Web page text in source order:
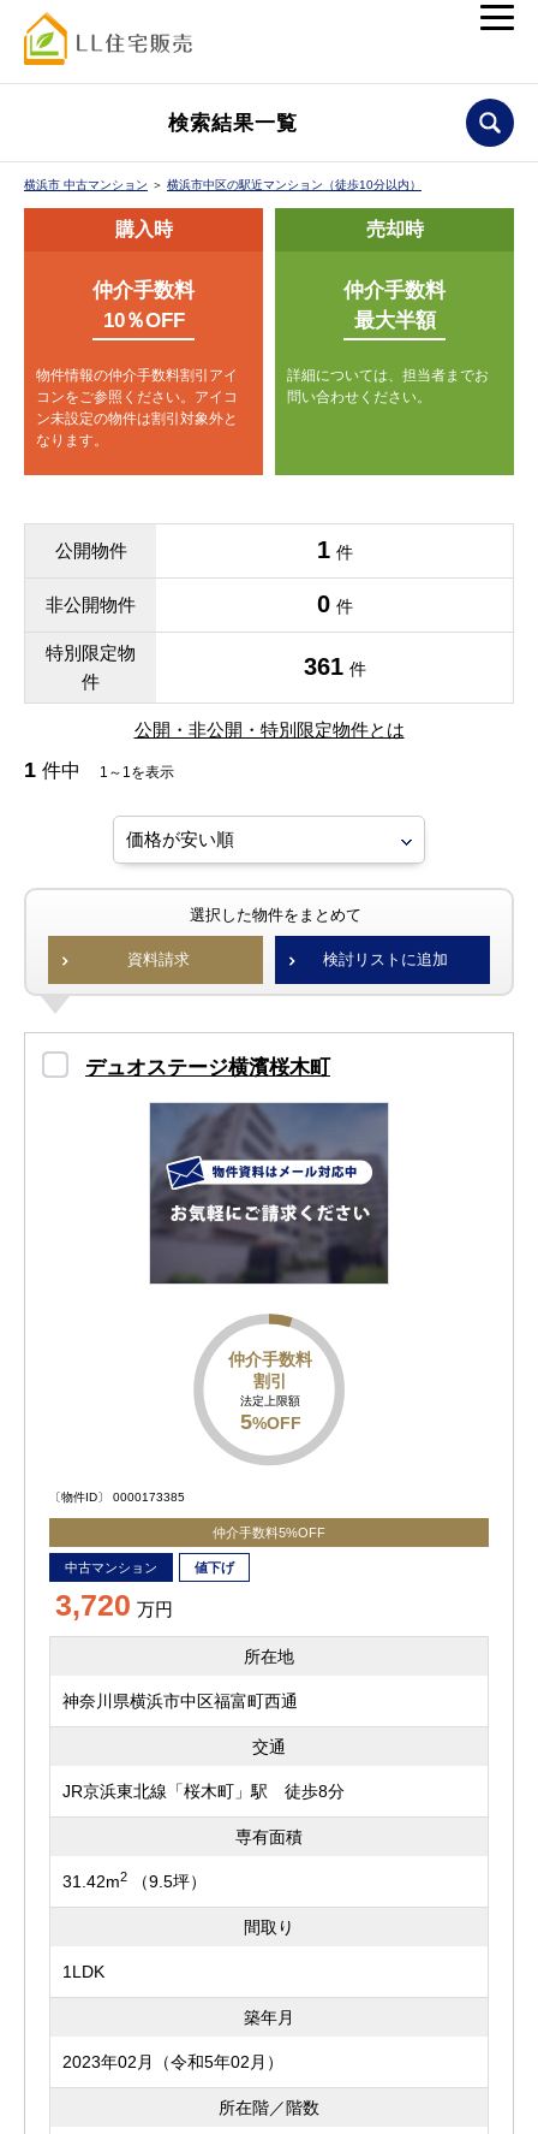
検索結果一覧
横浜市 中古マンション ＞ 横浜市中区の駅近マンション（徒歩10分以内）
購入時
仲介手数料
10％OFF
物件情報の仲介手数料割引アイ
コンをご参照ください。 アイコ
ン未設定の物件は割引対象外と
なります。
売却時
仲介手数料
最大半額
詳細については、担当者までお
問い合わせください。
公開物件 1 件
非公開物件 0 件
特別限定物
件
361 件
公開・非公開・特別限定物件とは
1 件中 1～1を表示
選択した物件をまとめて
資料請求 検討リストに追加
デュオステージ横濱桜木町
仲介手数料
割引
法定上限額
5%OFF
〔物件ID〕 0000173385
仲介手数料5%OFF
中古マンション 値下げ
3,720 万円
所在地
神奈川県横浜市中区福富町西通
交通
JR京浜東北線「桜木町」駅 徒歩8分
専有面積
31.42m2 （9.5坪）
間取り
1LDK
築年月
2023年02月（令和5年02月）
所在階／階数